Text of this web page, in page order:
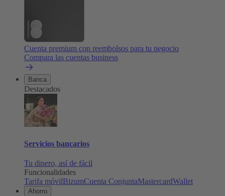
Cuenta premium con reembolsos para tu negocio
Compara las cuentas business
Banca
Destacados
Servicios bancarios
Tu dinero, así de fácil
Funcionalidades
Tarifa móvilBizumCuenta ConjuntaMastercardWallet
Ahorro